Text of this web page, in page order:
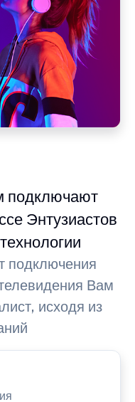
подключают
Энтузиастов
подключения
Вам
исходя из